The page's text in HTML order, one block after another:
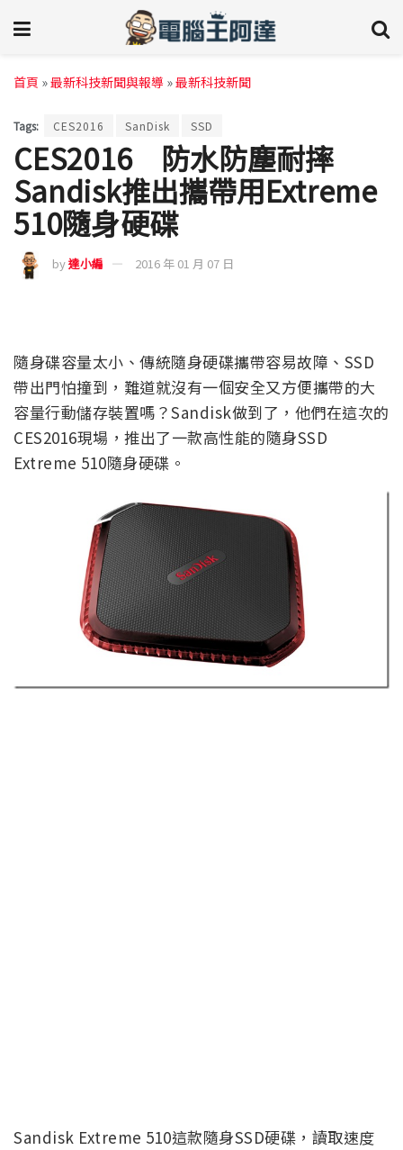
首頁 »最新科技新聞與報導 »最新科技新聞
Tags: CES2016 SanDisk SSD
CES2016 防水防塵耐摔
Sandisk推出攜帶用Extreme
510隨身硬碟
by達小編 2016 年 01 月 07 日
隨身碟容量太小、傳統隨身硬碟攜帶容易故障、SSD
帶出門怕撞到，難道就沒有一個安全又方便攜帶的大
容量行動儲存裝置嗎？Sandisk做到了，他們在這次的
CES2016現場，推出了一款高性能的隨身SSD
Extreme 510隨身硬碟。
Sandisk Extreme 510這款隨身SSD硬碟，讀取速度